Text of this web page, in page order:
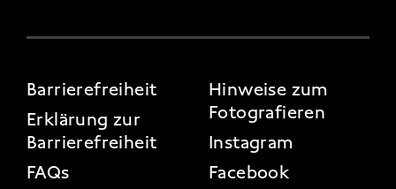
FOOTER 3
Barrierefreiheit
Erklärung zur
Barrierefreiheit
FAQs
Hinweise zum
Fotografieren
Instagram
Facebook